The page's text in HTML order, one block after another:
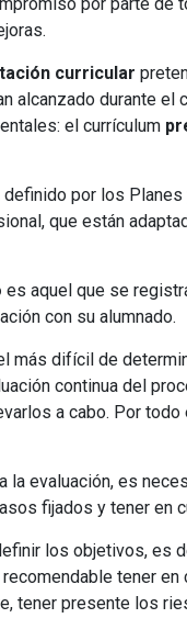
curricular
alcanzado durante
el currículum
por los
que están
es aquel que se
con su alumnado.
más difícil de
continua del
a cabo. Por
la evaluación, es
fijados y tener en
los objetivos, es
tener
tener presente los